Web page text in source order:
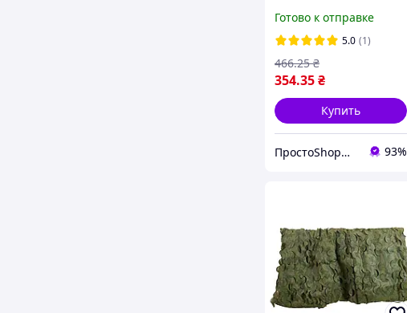
прочная камуфляжная
защита от наблюдения
в любых условиях
Готово к отправке
5.0 (1)
354.35₴
466.25 ₴
Купить
ПростоShop🛒 - онлайн магазин простых товаров💡 93%